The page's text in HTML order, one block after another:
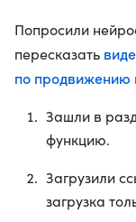
Попросили
пересказать
по продвижению
Зашли в
функцию.
Загрузили
загрузка